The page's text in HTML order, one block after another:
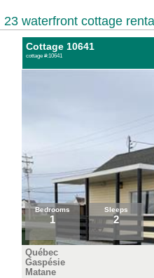
23 waterfront cottage
Cottage 10641
cottage #:10641
Bedrooms
1
Sleeps
2
Québec
Gaspésie
Matane